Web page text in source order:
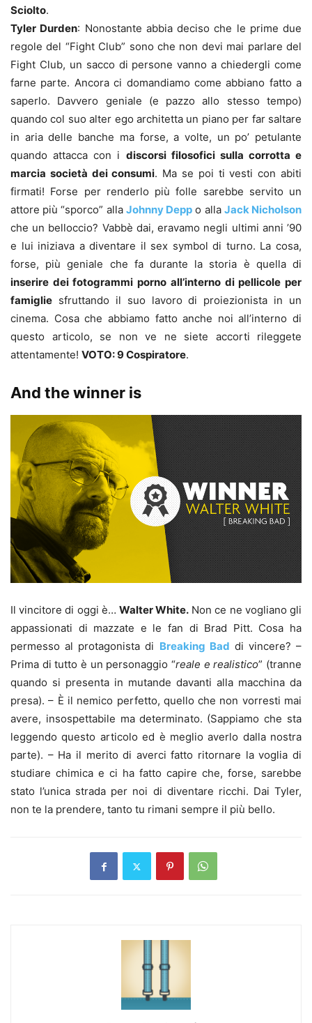
Sciolto.
Tyler Durden: Nonostante abbia deciso che le prime due
regole del “Fight Club” sono che non devi mai parlare del
Fight Club, un sacco di persone vanno a chiedergli come
farne parte. Ancora ci domandiamo come abbiano fatto a
saperlo. Davvero geniale (e pazzo allo stesso tempo)
quando col suo alter ego architetta un piano per far saltare
in aria delle banche ma forse, a volte, un po’ petulante
quando attacca con i discorsi filosofici sulla corrotta e
marcia società dei consumi. Ma se poi ti vesti con abiti
firmati! Forse per renderlo più folle sarebbe servito un
attore più “sporco” alla Johnny Depp o alla Jack Nicholson
che un belloccio? Vabbè dai, eravamo negli ultimi anni ’90
e lui iniziava a diventare il sex symbol di turno. La cosa,
forse, più geniale che fa durante la storia è quella di
inserire dei fotogrammi porno all’interno di pellicole per
famiglie sfruttando il suo lavoro di proiezionista in un
cinema. Cosa che abbiamo fatto anche noi all’interno di
questo articolo, se non ve ne siete accorti rileggete
attentamente! VOTO: 9 Cospiratore.
And the winner is
Il vincitore di oggi è… Walter White. Non ce ne vogliano gli
appassionati di mazzate e le fan di Brad Pitt. Cosa ha
permesso al protagonista di Breaking Bad di vincere? –
Prima di tutto è un personaggio “reale e realistico” (tranne
quando si presenta in mutande davanti alla macchina da
presa). – È il nemico perfetto, quello che non vorresti mai
avere, insospettabile ma determinato. (Sappiamo che sta
leggendo questo articolo ed è meglio averlo dalla nostra
parte). – Ha il merito di averci fatto ritornare la voglia di
studiare chimica e ci ha fatto capire che, forse, sarebbe
stato l’unica strada per noi di diventare ricchi. Dai Tyler,
non te la prendere, tanto tu rimani sempre il più bello.